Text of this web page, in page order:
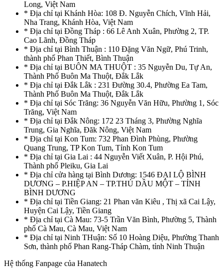
Long, Việt Nam
* Địa chỉ tại Khánh Hòa: 108 Đ. Nguyễn Chích, Vĩnh Hải,
Nha Trang, Khánh Hòa, Việt Nam
* Địa chỉ tại Đồng Tháp : 66 Lê Anh Xuân, Phường 2, TP.
Cao Lãnh, Đồng Tháp
* Địa chỉ tại Bình Thuận : 110 Đặng Văn Ngữ, Phú Trinh,
thành phố Phan Thiết, Bình Thuận
* Địa chỉ tại BUÔN MA THUỘT : 35 Nguyễn Du, Tự An,
Thành Phố Buôn Ma Thuột, Đắk Lắk
* Địa chỉ tại Đắk Lắk : 231 Đường 30.4, Phường Ea Tam,
Thành Phố Buôn Ma Thuột, Đắk Lắk
* Địa chỉ tại Sóc Trăng: 36 Nguyễn Văn Hữu, Phường 1, Sóc
Trăng, Việt Nam
* Địa chỉ tại Đắk Nông: 172 23 Tháng 3, Phường Nghĩa
Trung, Gia Nghĩa, Đăk Nông, Việt Nam
* Địa chỉ tại Kon Tum: 732 Phan Đình Phùng, Phường
Quang Trung, TP Kon Tum, Tỉnh Kon Tum
* Địa chỉ tại Gia Lai : 44 Nguyễn Viết Xuân, P. Hội Phú,
Thành phố Pleiku, Gia Lai
* Địa chỉ cửa hàng tại Bình Dương: 1546 ĐẠI LỘ BÌNH
DƯƠNG – P.HIỆP AN – TP.THỦ DẦU MỘT – TỈNH
BÌNH DƯƠNG
* Địa chỉ tại Tiền Giang: 21 Phan văn Kiêu , Thị xã Cai Lậy,
Huyện Cai Lậy, Tiền Giang
* Địa chỉ tại Cà Mau: 73-5 Trần Văn Bình, Phường 5, Thành
phố Cà Mau, Cà Mau, Việt Nam
* Địa chỉ tại Ninh THuận: Số 10 Hoàng Diệu, Phường Thanh
Sơn, thành phố Phan Rang-Tháp Chàm, tỉnh Ninh Thuận
Hệ thống Fanpage của Hanatech